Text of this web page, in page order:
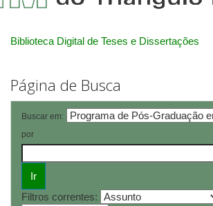
Biblioteca Digital de Teses e Dissertações
Página de Busca
Buscar em:
por
Filtros correntes: